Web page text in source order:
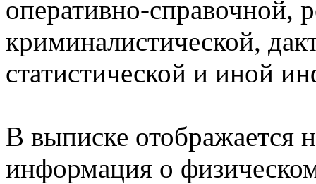
оперативно-справочной,
криминалистической,
статистической и иной
В выписке отображается
информация о